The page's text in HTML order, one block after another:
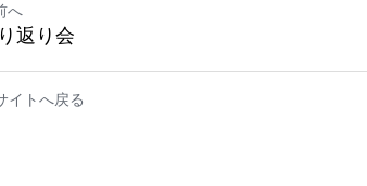
へ
返り会
イトへ戻る